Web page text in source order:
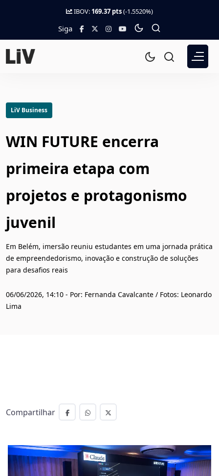
IBOV: 169.37 pts(-1.5520%)
Siga
LiV Business
WIN FUTURE encerra
primeira etapa com
projetos e protagonismo
juvenil
Em Belém, imersão reuniu estudantes em uma jornada prática
de empreendedorismo, inovação e construção de soluções
para desafios reais
06/06/2026, 14:10 - Por: Fernanda Cavalcante / Fotos: Leonardo
Lima
Compartilhar